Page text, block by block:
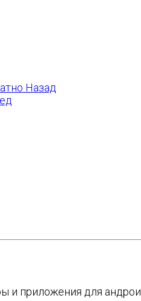
Назад
и приложения для